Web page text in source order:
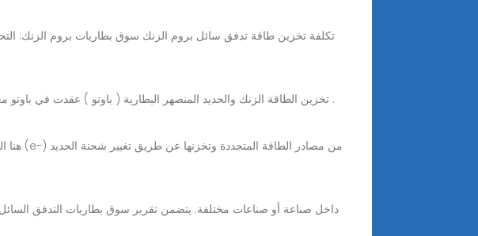
في 18 أيار / مايو 2024 ، حفل افتتاح مشروع بناء قاعدة zhizao Weijing تخزين الطاقة الزنك والحديد المنصهر البطارية ( باوتو ) عقدت في باوتو معدات تصنيع المنطقة الصناعية .